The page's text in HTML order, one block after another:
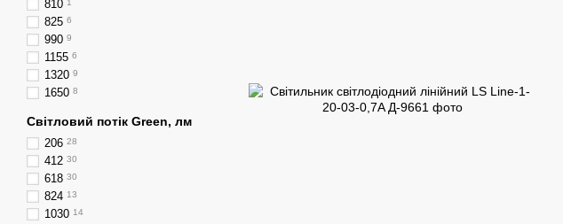
810 1
825 6
990 9
1155 6
1320 9
1650 8
Світловий потік Green, лм
206 28
412 30
618 30
824 13
1030 14